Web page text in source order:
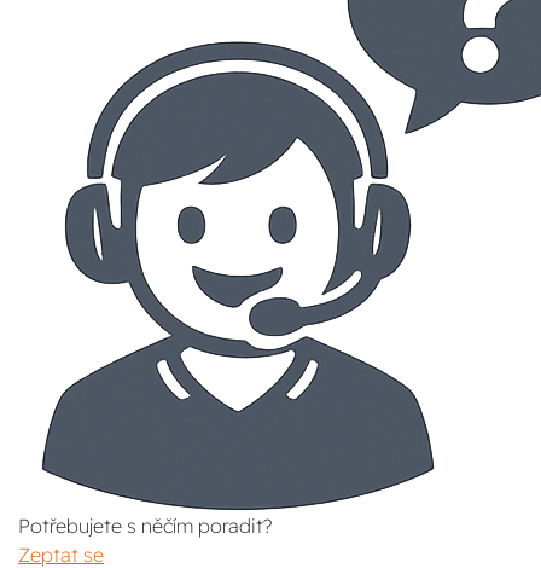
Potřebujete s něčím poradit?
Zeptat se